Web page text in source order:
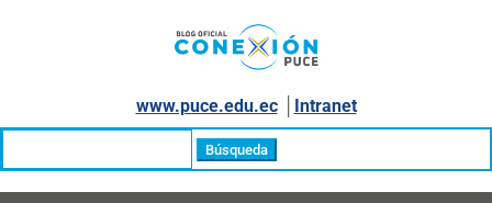
www.puce.edu.ec│ Intranet